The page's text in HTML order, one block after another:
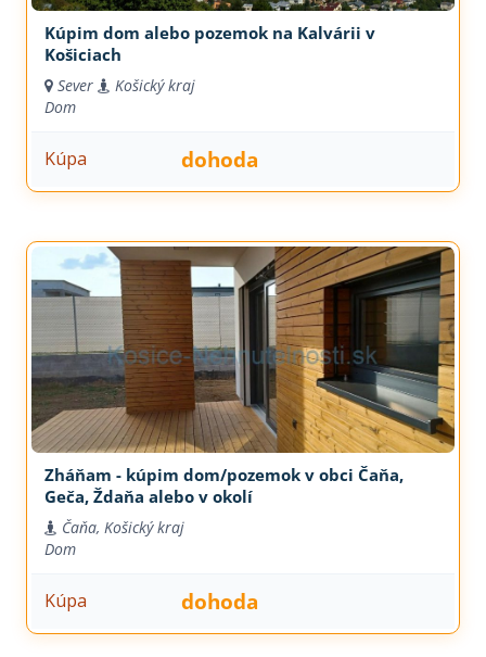
Kúpim dom alebo pozemok na Kalvárii v
Košiciach
Sever
Košický kraj
Dom
Kúpa dohoda
Zháňam - kúpim dom/pozemok v obci Čaňa,
Geča, Ždaňa alebo v okolí
Čaňa, Košický kraj
Dom
Kúpa dohoda